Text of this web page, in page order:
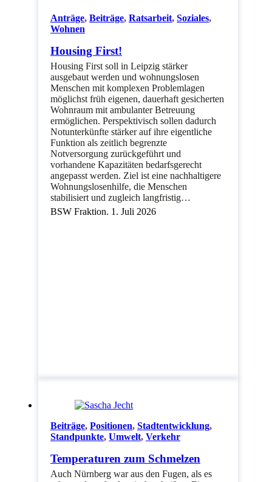
Anträge, Beiträge, Ratsarbeit, Soziales,
Wohnen
Housing First!
Housing First soll in Leipzig stärker
ausgebaut werden und wohnungslosen
Menschen mit komplexen Problemlagen
möglichst früh eigenen, dauerhaft gesicherten
Wohnraum mit ambulanter Betreuung
ermöglichen. Perspektivisch sollen dadurch
Notunterkünfte stärker auf ihre eigentliche
Funktion als zeitlich begrenzte
Notversorgung zurückgeführt und
vorhandene Kapazitäten bedarfsgerecht
angepasst werden. Ziel ist eine nachhaltigere
Wohnungslosenhilfe, die Menschen
stabilisiert und zugleich langfristig…
BSW Fraktion. 1. Juli 2026
Beiträge, Positionen, Stadtentwicklung,
Standpunkte, Umwelt, Verkehr
Temperaturen zum Schmelzen
Auch Nürnberg war aus den Fugen, als es